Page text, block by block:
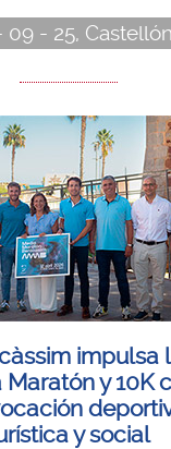
09 - 25,
impulsa
Maratón y 10K
y social